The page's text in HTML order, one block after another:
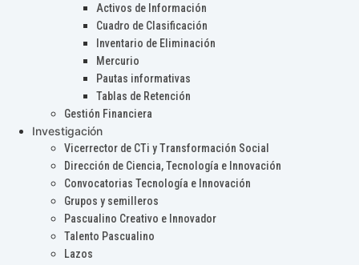
Activos de Información
Cuadro de Clasificación
Inventario de Eliminación
Mercurio
Pautas informativas
Tablas de Retención
Gestión Financiera
Investigación
Vicerrector de CTi y Transformación Social
Dirección de Ciencia, Tecnología e Innovación
Convocatorias Tecnología e Innovación
Grupos y semilleros
Pascualino Creativo e Innovador
Talento Pascualino
Lazos